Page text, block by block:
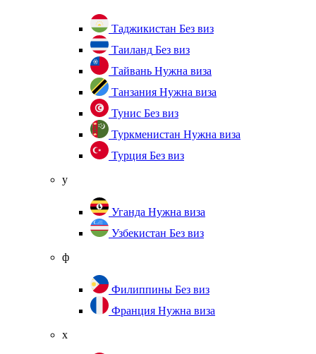
Таджикистан Без виз
Таиланд Без виз
Тайвань Нужна виза
Танзания Нужна виза
Тунис Без виз
Туркменистан Нужна виза
Турция Без виз
у
Уганда Нужна виза
Узбекистан Без виз
ф
Филиппины Без виз
Франция Нужна виза
х